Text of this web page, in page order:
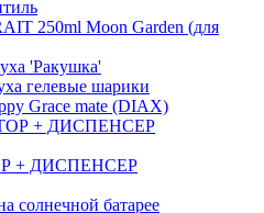
250ml Moon Garden (для
'Ракушка'
гелевые шарики
Grace mate (DIAX)
+ ДИСПЕНСЕР